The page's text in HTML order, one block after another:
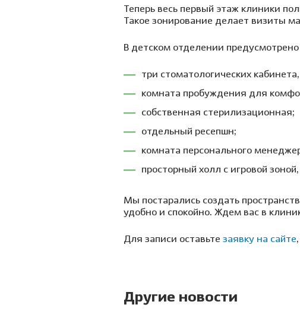
Теперь весь первый этаж клиники
Такое зонирование делает визиты
В детском отделении
три стоматологических
комната пробуждения для
собственная стерилизационная;
отдельный ресепшн;
комната персонального
просторный холл с игровой
Мы постарались создать
удобно и спокойно. Ждем вас в
Для записи оставьте заявку на сайте
Другие новости